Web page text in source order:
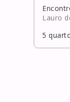
Lauro
5